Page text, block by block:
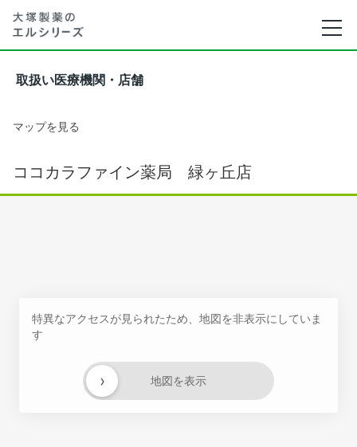
取扱い医療機関・店舗
マップを見る
ココカラファイン薬局 緑ヶ丘店
特異なアクセスが見られたため、地図を非表示にしていま
す
地図を表示
›